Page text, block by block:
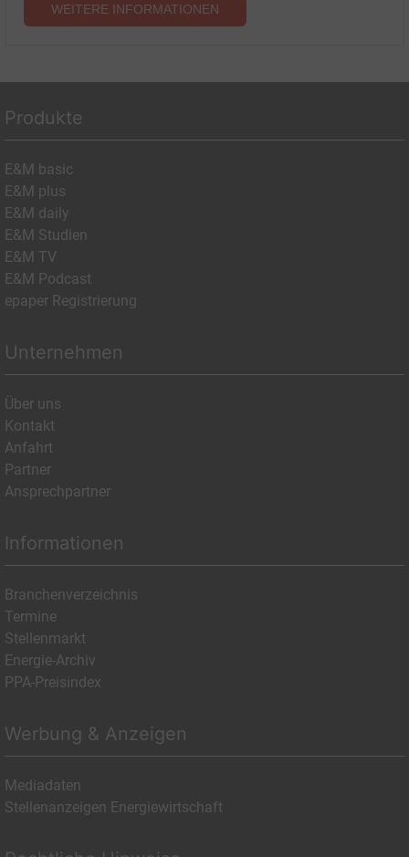
WEITERE INFORMATIONEN
Produkte
E&M basic
E&M plus
E&M daily
E&M Studien
E&M TV
E&M Podcast
epaper Registrierung
Unternehmen
Über uns
Kontakt
Anfahrt
Partner
Ansprechpartner
Informationen
Branchenverzeichnis
Termine
Stellenmarkt
Energie-Archiv
PPA-Preisindex
Werbung & Anzeigen
Mediadaten
Stellenanzeigen Energiewirtschaft